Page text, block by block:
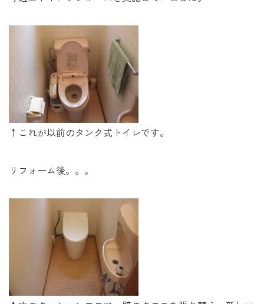
Tel. 0257-27-2157
↑これが以前のタンク式トイレです。
リフォーム後。。。